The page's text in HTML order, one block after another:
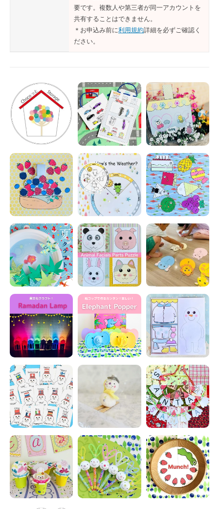
要です。複数人や第三者が同一アカウントを
共有することはできません。
＊お申込み前に利用規約詳細を必ずご確認く
ださい。